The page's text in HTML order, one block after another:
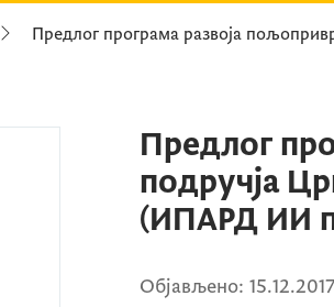
Предлог програма развоја
Предлог
подручја
(ИПАРД ИИ
Објављено: